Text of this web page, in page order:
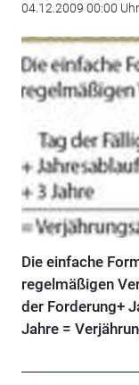
04.12.2009 00:00 Uhr
Die einfache
regelmäßigen
der Forderung+
Jahre =